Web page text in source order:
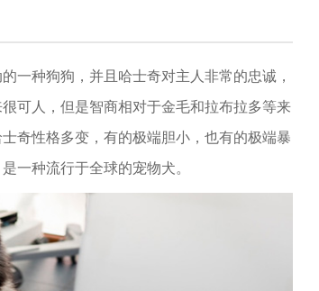
种狗狗，并且哈士奇对主人非常的忠诚，
可人，但是智商相对于金毛和拉布拉多等来
奇性格多变，有的极端胆小，也有的极端暴
一种流行于全球的宠物犬。